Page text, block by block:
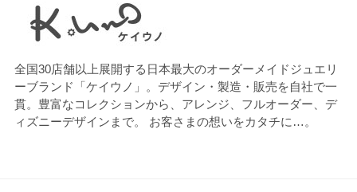
全国30店舗以上展開する日本最大のオーダーメイドジュエリ
ーブランド「ケイウノ」。デザイン・製造・販売を自社で一
貫。豊富なコレクションから、アレンジ、フルオーダー、デ
ィズニーデザインまで。 お客さまの想いをカタチに…。